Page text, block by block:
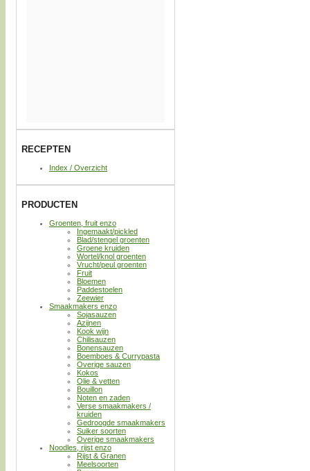
RECEPTEN
Index / Overzicht
PRODUCTEN
Groenten, fruit enzo
Ingemaakt/pickled
Blad/stengel groenten
Groene kruiden
Wortel/knol groenten
Vrucht/peul groenten
Fruit
Bloemen
Paddestoelen
Zeewier
Smaakmakers enzo
Sojasauzen
Azijnen
Kook wijn
Chilisauzen
Bonensauzen
Boemboes & Currypasta
Overige sauzen
Kokos
Olie & vetten
Bouillon
Noten en zaden
Verse smaakmakers /
kruiden
Gedroogde smaakmakers
Suiker soorten
Overige smaakmakers
Noodles, rijst enzo
Rijst & Granen
Meelsoorten